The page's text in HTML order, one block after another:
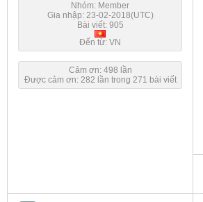
Nhóm: Member
Gia nhập: 23-02-2018(UTC)
Bài viết: 905
Đến từ: VN
Cảm ơn: 498 lần
Được cảm ơn: 282 lần trong 271 bài viết